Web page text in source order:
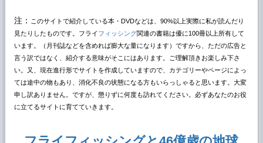
注：
このサイトで紹介している本・DVDなどは、90%以上実際に私が読んだり
見たりしたものです。フライ フィッシング関連の書籍は優に100冊以上所有して
います。（月刊誌などを含めれば膨大な量になります）ですから、ただの広告と
言う訳ではなく、紹介する意味がそこにはあります。ご理解頂きお楽しみ下さ
い。又、現在進行形でサイトを作成していますので、カテゴリーやページによっ
ては途中の物もあり、消化不良の状態になる方もいらっしゃると思います。大変
申し訳ありません。ですが、懲りずに何度も訪れてください。必ずあなたのお役
に立てるサイトに育てていきます。